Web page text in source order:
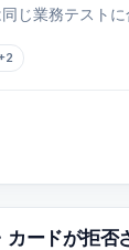
じ業務テストに
2
ードが拒否